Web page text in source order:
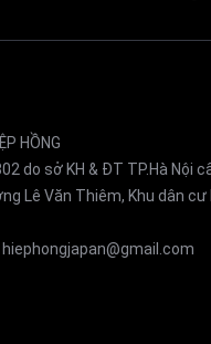
HỒNG
do sở KH & ĐT TP.Hà Nội
Lê Văn Thiêm, Khu dân
hiephongjapan@gmail.com